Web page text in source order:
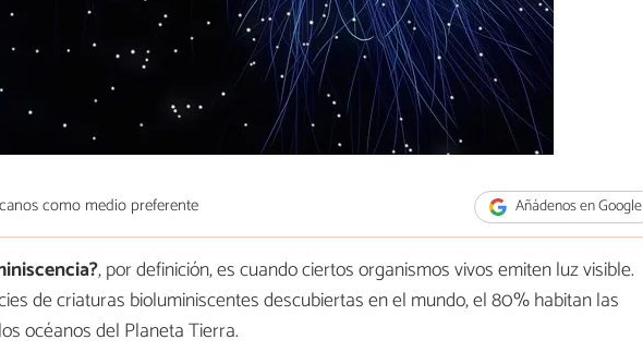
como medio preferente Añádenos en Google
, por definición, es cuando ciertos organismos vivos emiten luz visible.
de criaturas bioluminiscentes descubiertas en el mundo, el 80% habitan las
océanos del Planeta Tierra.